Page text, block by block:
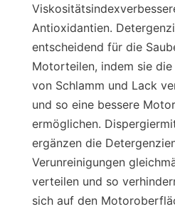
Antioxidantien.
entscheidend für die
Motorteilen, indem sie die
von Schlamm und Lack
und so eine bessere
ermöglichen.
ergänzen die
Verunreinigungen
verteilen und so
sich auf den